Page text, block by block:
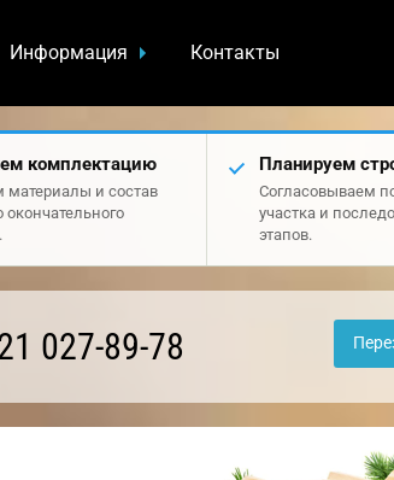
Информация Контакты
комплектацию
материалы и состав
окончательного
Планируем
Согласовываем
участка и
этапов.
027-89-78